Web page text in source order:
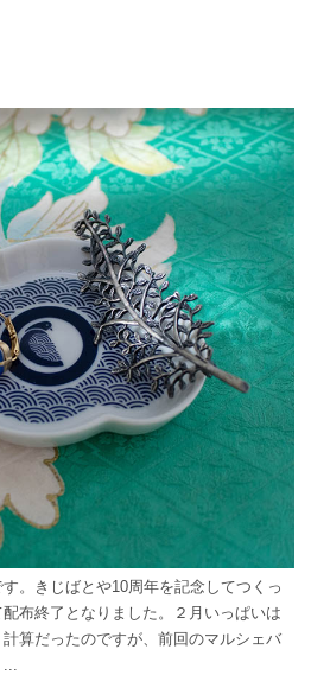
。きじばとや10周年を記念してつくっ
布終了となりました。２月いっぱいは
算だったのですが、前回のマルシェバ
...